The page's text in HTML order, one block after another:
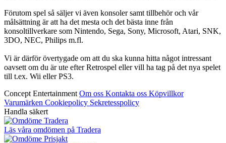
Förutom spel så säljer vi även konsoler samt tillbehör och vår
målsättning är att ha det mesta och det bästa inne från
konsoltillverkare som Nintendo, Sega, Sony, Microsoft, Atari, SNK,
3DO, NEC, Philips m.fl.
Vi är därför övertygade om att du ska kunna hitta något intressant
oavsett om du är ute efter Retrospel eller vill ha tag på det nya spelet
till t.ex. Wii eller PS3.
Concept Entertainment Om oss Kontakta oss Köpvillkor
Varumärken Cookiepolicy Sekretesspolicy
Handla säkert
Läs våra omdömen på Tradera